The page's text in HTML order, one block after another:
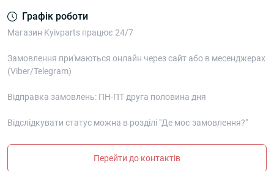
Графік роботи
Магазин Kyivparts працює 24/7
Замовлення при'маються онлайн через сайт або в месенджерах
(Viber/Telegram)
Відправка замовлень: ПН-ПТ друга половина дня
Відслідкувати статус можна в розділі "Де моє замовлення?"
Перейти до контактів